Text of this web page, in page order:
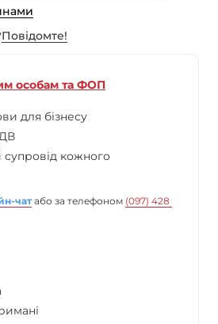
Повiдомте!
особам та ФОП
для бізнесу
кожного
чат або за телефоном (097) 428